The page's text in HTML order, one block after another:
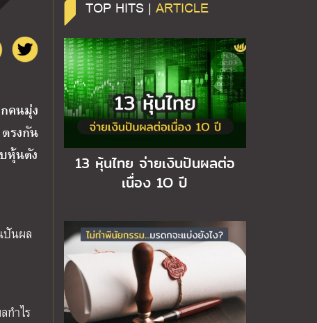
คนมุ่ง
รงกัน
หุ้นดัง
ปันผล
กำไร
TOP HITS | ARTICLE
13 หุ้นไทย จ่ายเงินปันผลต่อ
เนื่อง 1O ปี